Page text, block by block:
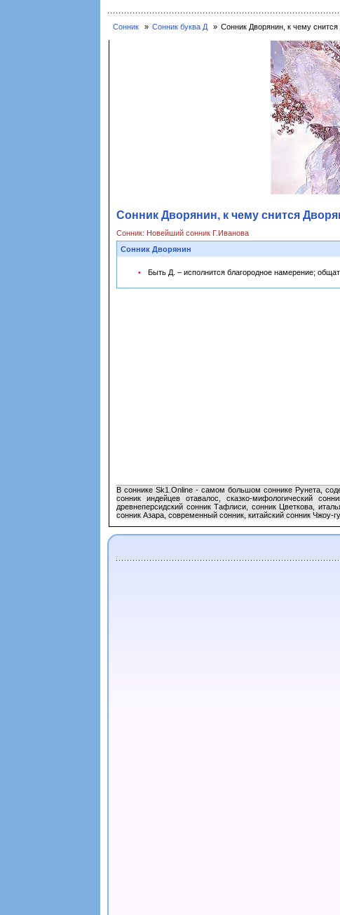
Сонник Сонник буква Д Сонник Дворянин, к чему
Сонник Дворянин, к чему снится
Сонник: Новейший сонник Г.Иванова
Сонник Дворянин
Быть Д. – исполнится благородное намерение;
В соннике Sk1.Online - самом большом соннике Рунета,
сонник индейцев отавалос, сказко-мифологический
древнеперсидский сонник Тафлиси, сонник Цветкова,
сонник Азара, современный сонник, китайский сонник Чжоу-